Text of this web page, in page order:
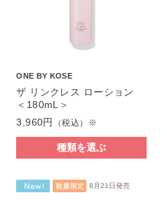
ONE BY KOSE
ザ リンクレス ローション
＜180mL＞
3,960円
（税込）※
種類を選ぶ
8月21日発売